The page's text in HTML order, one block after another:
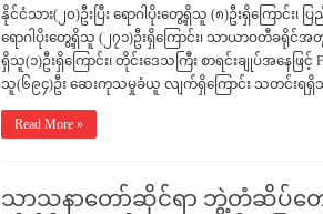
နိုင်ငံသား(၂၀)ဦးပြီး ရောဂါပိုးတွေ့ရှိသူ (၈)ဦးရှိကြောင်း၊
ရောဂါပိုးတွေ့ရှိသူ (၂၇၁)ဦးရှိကြောင်း၊ သာယာဝတီခရိုင်အတွင်း
ရှိသူ(၁)ဦးရှိကြောင်း၊ တိုင်းဒေသကြီး စာရင်းချုပ်အနေဖြင့်
သူ(၆၉၄)ဦး ဆေးကုသမှုခံယူ လျက်ရှိကြောင်း သတင်းရ
Read More »
သာသနာတော်ဆိုင်ရာ ဘွဲ့တံဆိပ်တော်